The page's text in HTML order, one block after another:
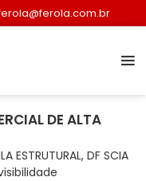
DE ALTA
ESTRUTURAL, DF SCIA